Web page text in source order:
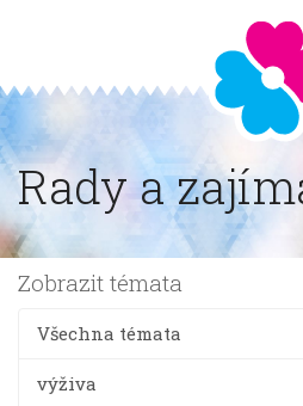
Rady a
Zobrazit témata
Všechna témata
výživa